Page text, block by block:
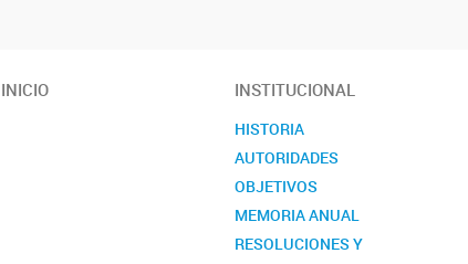
INICIO INSTITUCIONAL
HISTORIA
AUTORIDADES
OBJETIVOS
MEMORIA ANUAL
RESOLUCIONES Y